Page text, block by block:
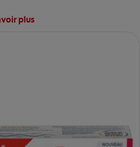
plus